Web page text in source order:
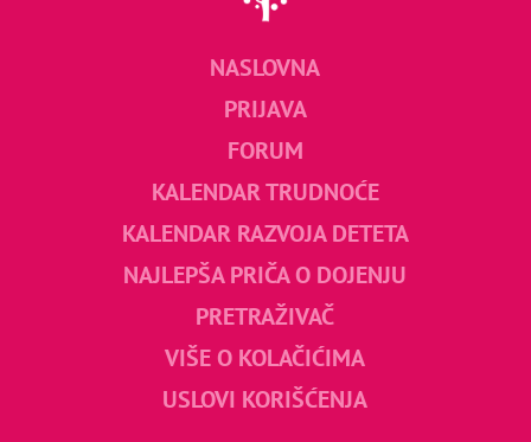
NASLOVNA
PRIJAVA
FORUM
KALENDAR TRUDNOĆE
KALENDAR RAZVOJA DETETA
NAJLEPŠA PRIČA O DOJENJU
PRETRAŽIVAČ
VIŠE O KOLAČIĆIMA
USLOVI KORIŠĆENJA